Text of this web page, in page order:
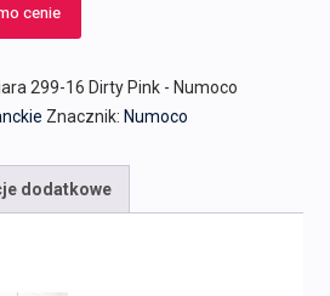
cenie
299-16 Dirty Pink - Numoco
Znacznik: Numoco
dodatkowe